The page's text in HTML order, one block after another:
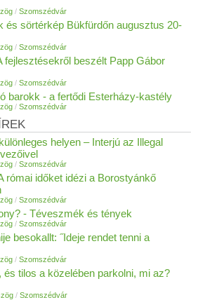
/ Szomszédvár
és sörtérkép Bükfürdőn augusztus 20-
/ Szomszédvár
fejlesztésekről beszélt Papp Gábor
/ Szomszédvár
barokk - a fertődi Esterházy-kastély
/ Szomszédvár
helyen – Interjú az Illegal
/ Szomszédvár
római időket idézi a Borostyánkő
/ Szomszédvár
- Téveszmék és tények
/ Szomszédvár
besokallt: ˝Ideje rendet tenni a
/ Szomszédvár
tilos a közelében parkolni, mi az?
/ Szomszédvár